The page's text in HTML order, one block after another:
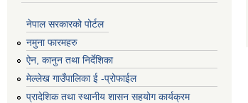
नेपाल सरकारको पोर्टल
नमुना फारमहरु
ऐन, कानुन तथा निर्देशिका
मेल्लेख गाउँपालिका ई -प्रोफाईल
प्रादेशिक तथा स्थानीय शासन सहयोग कार्यक्रम